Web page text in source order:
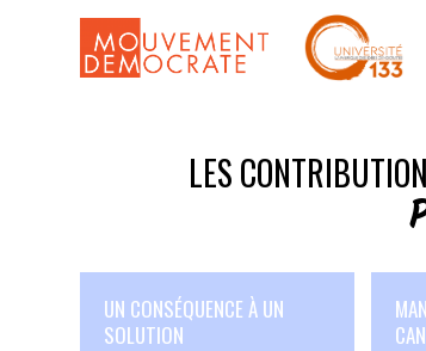
LES
UN CONSÉQUENCE À UN
SOLUTION